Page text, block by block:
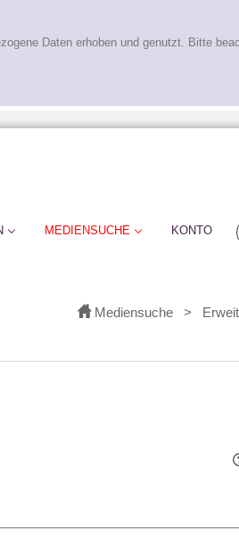
Daten erhoben und genutzt. Bitte
MEDIENSUCHE KONTO
Mediensuche >